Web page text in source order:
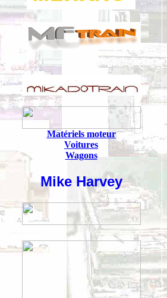
Matériels moteur
Voitures
Wagons
Mike Harvey